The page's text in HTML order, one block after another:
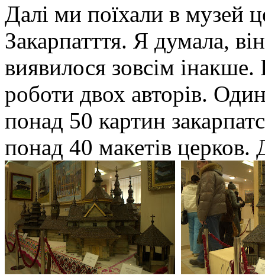
Далі ми поїхали в музей
Закарпатття. Я думала,
виявилося зовсім інакше.
роботи двох авторів.
понад 50 картин
понад 40 макетів